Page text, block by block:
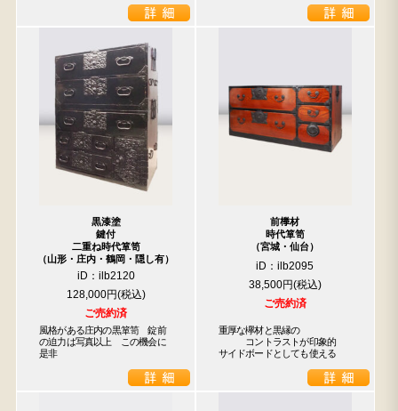
黒漆塗
鍵付
二重ね時代箪笥
（山形・庄内・鶴岡・隠し有）
iD：ilb2120
128,000円
ご売約済
風格がある庄内の黒箪笥　錠前
の迫力は写真以上　この機会に
是非
前﨔材
時代箪笥
（宮城・仙台）
iD：ilb2095
38,500円
ご売約済
重厚な欅材と黒縁の
コントラストが印象的
サイドボードとしても使える